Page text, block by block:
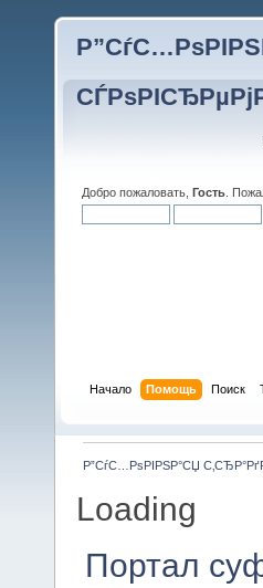
Добро пожаловать, Гость .
Начало Помощь Поиск
Р”СѓС…РѕРІРЅР°СЏ
Loading
Портал